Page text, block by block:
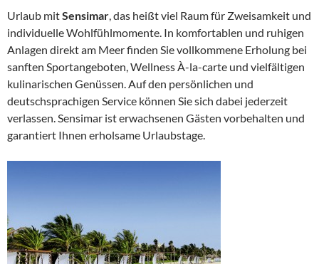
Urlaub mitSensimar , das heißt viel Raum für Zweisamkeit und
individuelle Wohlfühlmomente. In komfortablen und ruhigen
Anlagen direkt am Meer finden Sie vollkommene Erholung bei
sanften Sportangeboten, Wellness À-la-carte und vielfältigen
kulinarischen Genüssen. Auf den persönlichen und
deutschsprachigen Service können Sie sich dabei jederzeit
verlassen. Sensimar ist erwachsenen Gästen vorbehalten und
garantiert Ihnen erholsame Urlaubstage.